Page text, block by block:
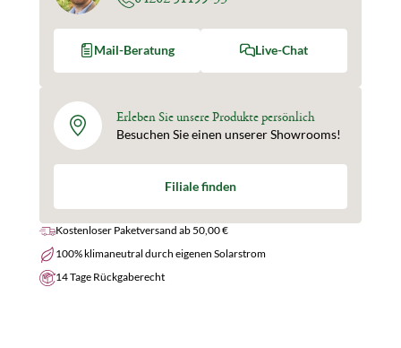
Mail-Beratung Live-Chat
Erleben Sie unsere Produkte persönlich
Besuchen Sie einen unserer Showrooms!
Filiale finden
Kostenloser Paketversand ab 50,00 €
100% klimaneutral durch eigenen Solarstrom
14 Tage Rückgaberecht